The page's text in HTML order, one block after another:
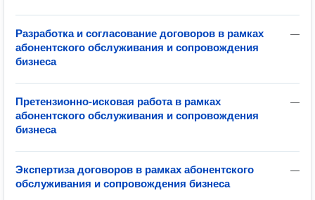
—
Разработка и согласование договоров в рамках
абонентского обслуживания и сопровождения
бизнеса
—
Претензионно-исковая работа в рамках
абонентского обслуживания и сопровождения
бизнеса
—
Экспертиза договоров в рамках абонентского
обслуживания и сопровождения бизнеса